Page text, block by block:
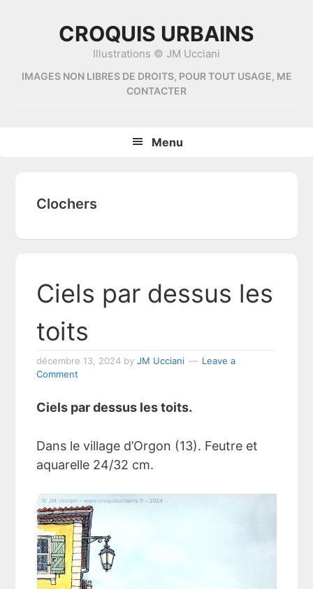
CROQUIS URBAINS
Illustrations © JM Ucciani
IMAGES NON LIBRES DE DROITS, POUR TOUT USAGE, ME
CONTACTER
Menu
Clochers
Ciels par dessus les
toits
décembre 13, 2024 byJM Ucciani
Leave a
Comment
Ciels par dessus les toits.
Dans le village d’Orgon (13). Feutre et
aquarelle 24/32 cm.